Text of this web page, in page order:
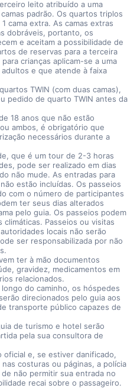
leito atribuído a uma
padrão. Os quartos triplos
cama extra. As camas extras
dobráveis, portanto, os
e aceitam a possibilidade de
de reservas para a terceira
crianças aplicam-se a uma
e que atende à faixa
TWIN (com duas camas),
pedido de quarto TWIN antes da
18 anos que não estão
ambos, é obrigatório que
necessários durante a
que é um tour de 2-3 horas
pode ser realizado em dias
não mude. As entradas para
estão incluídas. Os passeios
com o número de participantes
ter seus dias alterados
pelo guia. Os passeios podem
Passeios ou visitas
locais não serão
ser responsabilizada por não
ter à mão documentos
gravidez, medicamentos em
relacionados.
do caminho, os hóspedes
direcionados pelo guia aos
transporte público capazes de
de turismo e hotel serão
pela sua consultora de
oficial e, se estiver danificado,
costuras ou páginas, a polícia
não permitir sua entrada no
recai sobre o passageiro.